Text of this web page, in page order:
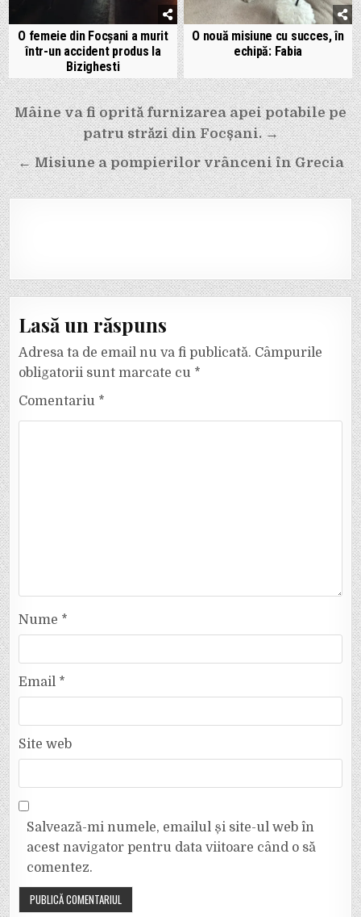
O femeie din Focșani a murit
într-un accident produs la
Bizighesti
O nouă misiune cu succes, în
echipă: Fabia
Navigare
în
articole
Mâine va fi oprită furnizarea apei potabile pe
patru străzi din Focșani. →
← Misiune a pompierilor vrânceni în Grecia
Lasă un răspuns
Adresa ta de email nu va fi publicată. Câmpurile
obligatorii sunt marcate cu *
Comentariu *
Nume *
Email *
Site web
Salvează-mi numele, emailul și site-ul web în
acest navigator pentru data viitoare când o să
comentez.